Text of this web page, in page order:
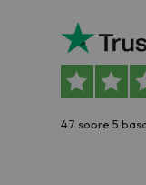
4.7 sobre 5